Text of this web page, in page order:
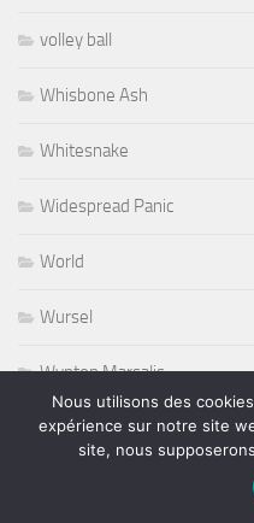
volley ball
Whisbone Ash
Whitesnake
Widespread Panic
World
Wursel
Wynton Marsalis
Yesterday and Today
Nous utilisons des
expérience sur notre site
site, nous